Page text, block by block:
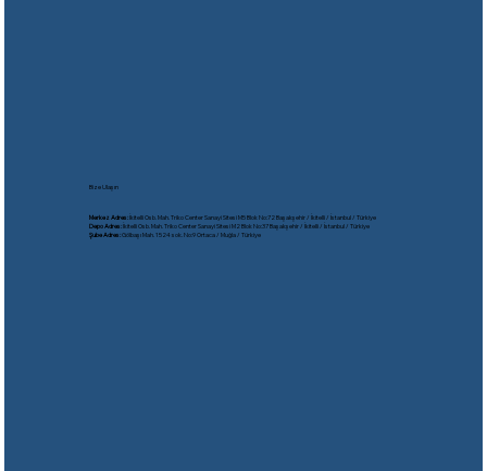
Bize Ulaşın
Merkez Adres:İkitelli Osb. Mah. Triko Center Sanayi Sitesi M5 Blok No:72 Başakşehir / İkitelli / İstanbul / Türkiye
Depo Adres:İkitelli Osb. Mah. Triko Center Sanayi Sitesi M2 Blok No:37 Başakşehir / İkitelli / İstanbul / Türkiye
Şube Adres:Gölbaşı Mah. 1524 sok. No:9 Ortaca / Muğla / Türkiye